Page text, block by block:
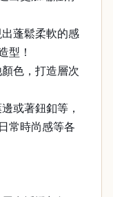
蓬鬆柔軟的感
型！
色，打造層次
或著鈕釦等，
常時尚感等各